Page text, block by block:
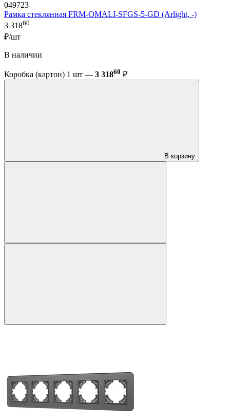
049723
Рамка стеклянная FRM-OMALI-SFGS-5-GD (Arlight, -)
3 31860
₽/шт
В наличии
Коробка (картон) 1 шт — 3 31860 ₽
В корзину